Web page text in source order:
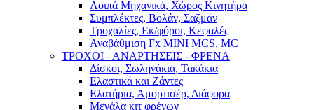
Λοιπά Μηχανικά, Χώρος Κινητήρα
Συμπλέκτες, Βολάν, Σαζμάν
Τροχαλίες, Εκ/φόροι, Κεφαλές
Αναβάθμιση Fx MINI MCS, MC
ΤΡΟΧΟΙ - ΑΝΑΡΤΗΣΕΙΣ - ΦΡΕΝΑ
Δίσκοι, Σωληνάκια, Τακάκια
Ελαστικά και Ζάντες
Ελατήρια, Αμορτισέρ, Διάφορα
Μεγάλα κιτ φρένων